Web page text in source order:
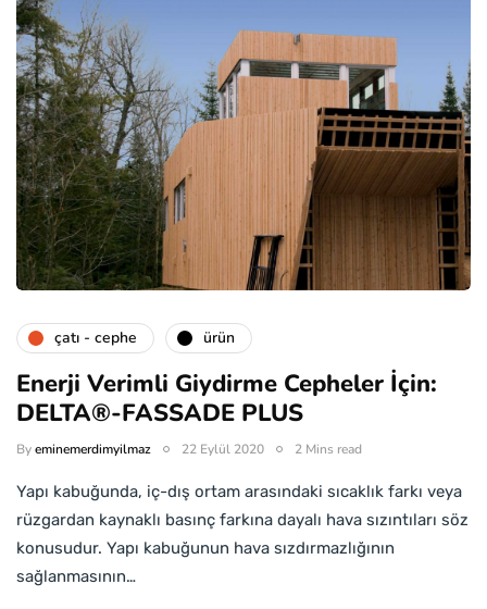
çatı - cephe ürün
Enerji Verimli Giydirme Cepheler İçin:
DELTA®-FASSADE PLUS
Byeminemerdimyilmaz 22 Eylül 2020 2 Mins read
Yapı kabuğunda, iç-dış ortam arasındaki sıcaklık farkı veya
rüzgardan kaynaklı basınç farkına dayalı hava sızıntıları söz
konusudur. Yapı kabuğunun hava sızdırmazlığının
sağlanmasının…